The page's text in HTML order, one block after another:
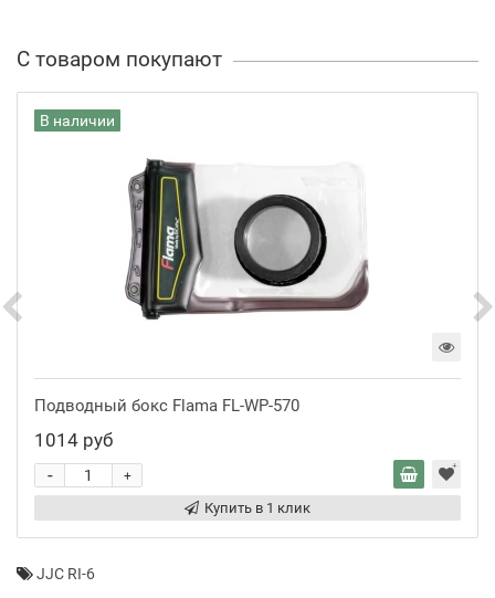
С товаром покупают
В наличии
Подводный бокс Flama FL-WP-570
1014 руб
+
-
Купить в 1 клик
JJC RI-6